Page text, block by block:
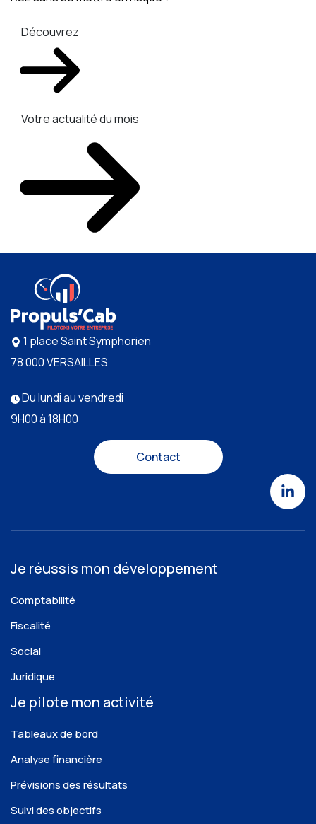
Découvrez
Votre actualité du mois
1 place Saint Symphorien
78 000 VERSAILLES
Du lundi au vendredi
9H00 à 18H00
Contact
Je réussis mon développement
Comptabilité
Fiscalité
Social
Juridique
Je pilote mon activité
Tableaux de bord
Analyse financière
Prévisions des résultats
Suivi des objectifs